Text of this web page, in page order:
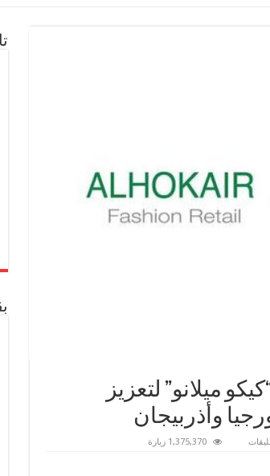
ميلانو” لتعزيز
وأذربيجان
1,375,370 زيارة